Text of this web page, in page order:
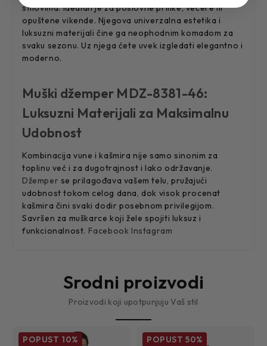
stilovima. Idealan je za poslovne prilike, večere ili
opuštene vikende. Njegova univerzalna estetika i
luksuzni materijali čine ga neophodnim komadom za
svaku sezonu. Uz njega ćete uvek izgledati elegantno i
moderno.
Muški džemper MDZ-8381-46:
Luksuzni Materijali za Maksimalnu
Udobnost
Kombinacija vune i kašmira nije samo sinonim za
toplinu već i za dugotrajnost i lako održavanje.
Džemper se prilagođava vašem telu, pružajući
udobnost tokom celog dana, dok visok procenat
kašmira čini svaki dodir posebnom privilegijom.
Savršen za muškarce koji žele spojiti luksuz i
funkcionalnost. Facebook Instagram
Srodni proizvodi
Proizvodi koji upotpunjuju Vaš stil
POPUST 10% POPUST50%